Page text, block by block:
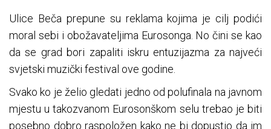
Ulice Beča prepune su reklama kojima je cilj podići
moral sebi i obožavateljima Eurosonga. No čini se kao
da se grad bori zapaliti iskru entuzijazma za najveći
svjetski muzički festival ove godine.
Svako ko je želio gledati jedno od polufinala na javnom
mjestu u takozvanom Eurosonškom selu trebao je biti
posebno dobro raspoložen kako ne bi dopustio da im